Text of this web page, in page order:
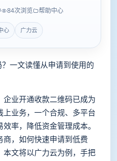
84次浏览 帮助中心
心 广力云
一文读懂从申请到使用的
业开通收款二维码已成为
上业务，一个合规、多平台
率，降低资金管理成本。
，如何快速申请到低费
本文将以广力云为例，手把